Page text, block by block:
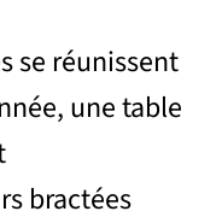
se réunissent
une table
bractées